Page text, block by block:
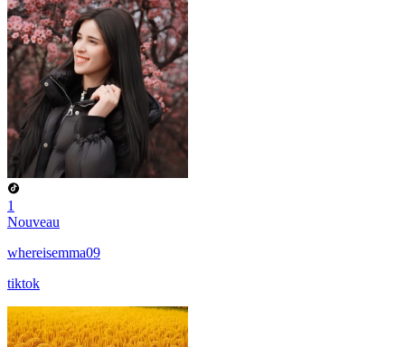
1
Nouveau
whereisemma09
tiktok